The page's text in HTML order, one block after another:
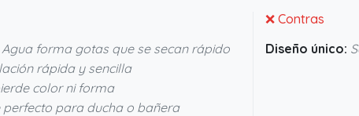
Agua forma gotas que se secan rápido
rápida y sencilla
color ni forma
perfecto para ducha o bañera
❌ Contras
Diseño único: